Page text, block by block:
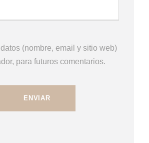
(nombre, email y sitio web)
para futuros comentarios.